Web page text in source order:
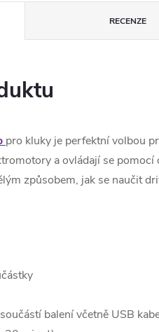
RECENZE
pro kluky je perfektní volbou
a ovládají se pomocí
způsobem, jak se naučit
balení včetně USB